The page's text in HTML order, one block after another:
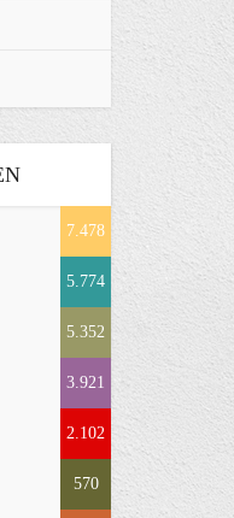
7.478
5.774
5.352
3.921
2.102
570